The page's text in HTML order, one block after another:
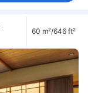
60 m²/646 ft²